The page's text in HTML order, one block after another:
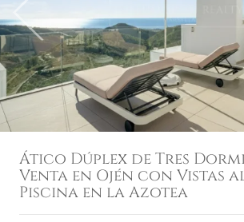
Ático Dúplex de Tres
Venta en Ojén con Vistas
Piscina en la Azotea